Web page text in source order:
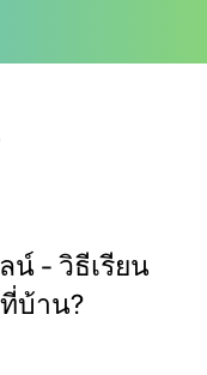
น์ - วิธีเรียน
บ้าน?